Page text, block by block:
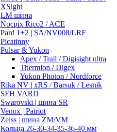
XSight
LM шина
Nocpix Rico2 / ACE
Pard 1+2 | SA/NV008/LRF
Picatinny
Pulsar & Yukon
Apex / Trail / Digisight ultra
Thermion / Digex
Yukon Photon / Nordforce
Rika NV | xRS / Barsuk / Lesnik
SFH VARD
Swarovski | шина SR
Venox | Patriot
Zeiss | шина ZM/VM
Кольца 26-30-34-35-36-40 мм